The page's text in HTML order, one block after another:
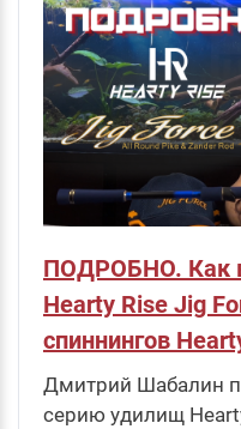
ПОДРОБНО. Как
Hearty Rise Jig
спиннингов
Дмитрий Шабалин
серию удилищ